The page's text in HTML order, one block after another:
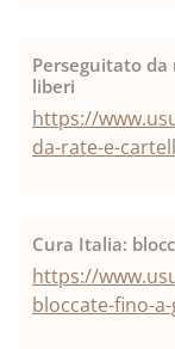
Perseguitato
liberi
https://
da-rate-e-
Cura Italia:
https://
bloccate-fino-